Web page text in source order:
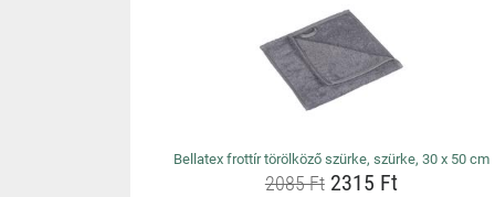
Bellatex frottír törölköző szürke, szürke, 30 x 50 cm
2085 Ft2315 Ft